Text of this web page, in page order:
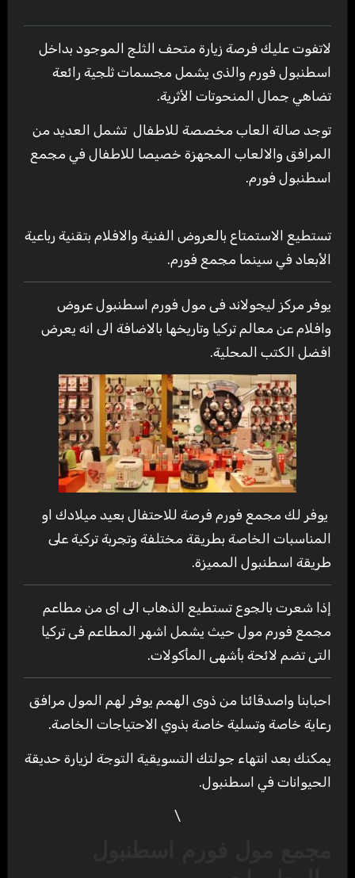
لاتفوت عليك فرصة زيارة متحف الثلج الموجود بداخل
اسطنبول فورم والذى يشمل مجسمات ثلجية رائعة
تضاهي جمال المنحوتات الأثرية.
توجد صالة العاب مخصصة للاطفال تشمل العديد من
المرافق والالعاب المجهزة خصيصا للاطفال في مجمع
اسطنبول فورم.
تستطيع الاستمتاع بالعروض الفنية والافلام بتقنية رباعية
الأبعاد في سينما مجمع فورم.
يوفر مركز ليجولاند فى مول فورم اسطنبول عروض
وافلام عن معالم تركيا وتاريخها بالاضافة الى انه يعرض
افضل الكتب المحلية.
يوفر لك مجمع فورم فرصة للاحتفال بعيد ميلادك او
المناسبات الخاصة بطريقة مختلفة وتجربة تركية على
طريقة اسطنبول المميزة.
إذا شعرت بالجوع تستطيع الذهاب الى اى من مطاعم
مجمع فورم مول حيث يشمل اشهر المطاعم فى تركيا
التى تضم لائحة بأشهى المأكولات.
احبابنا واصدقائنا من ذوى الهمم يوفر لهم المول مرافق
رعاية خاصة وتسلية خاصة بذوي الاحتياجات الخاصة.
يمكنك بعد انتهاء جولتك التسويقية التوجة لزيارة حديقة
الحيوانات في اسطنبول.
\